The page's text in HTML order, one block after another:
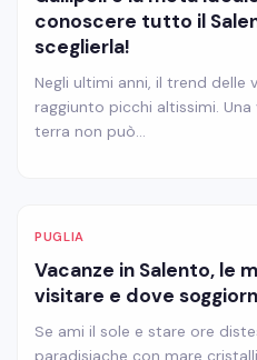
conoscere tutto il
sceglierla!
Negli ultimi anni, il trend delle
raggiunto picchi altissimi.
terra non può…
PUGLIA
Vacanze in Salento, le
visitare e dove
Se ami il sole e stare ore
paradisiache con mare